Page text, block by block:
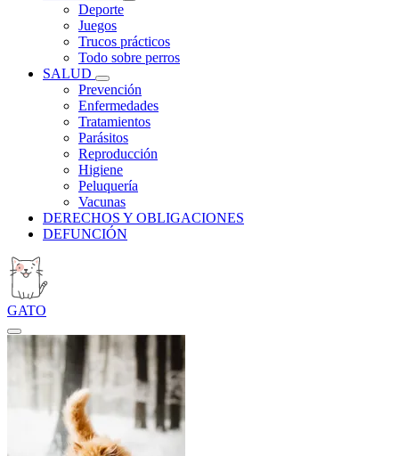
Deporte
Juegos
Trucos prácticos
Todo sobre perros
SALUD
Prevención
Enfermedades
Tratamientos
Parásitos
Reproducción
Higiene
Peluquería
Vacunas
DERECHOS Y OBLIGACIONES
DEFUNCIÓN
GATO